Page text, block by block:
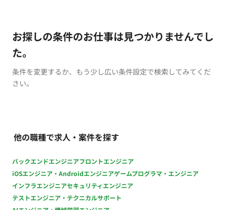
お探しの条件のお仕事は見つかりませんでし
た。
条件を変更するか、もう少し広い条件設定で検索してみてくだ
さい。
他の職種で求人・案件を探す
バックエンドエンジニアフロントエンジニア
iOSエンジニア・Androidエンジニアゲームプログラマ・エンジニア
インフラエンジニアセキュリティエンジニア
テストエンジニア・テクニカルサポート